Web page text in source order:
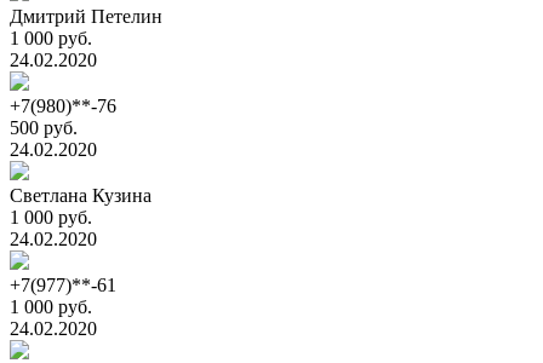
Дмитрий Петелин
1 000 руб.
24.02.2020
+7(980)**-76
500 руб.
24.02.2020
Светлана Кузина
1 000 руб.
24.02.2020
+7(977)**-61
1 000 руб.
24.02.2020